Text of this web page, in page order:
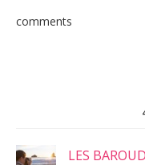
comments
LES